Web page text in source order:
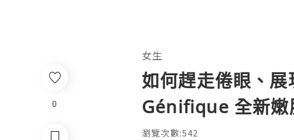
0
女生
如何趕走倦眼、
Génifique 全新嫩
瀏覽次數:542